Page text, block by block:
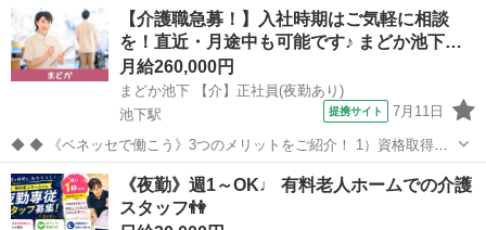
【介護職急募！】入社時期はご気軽に相談
を！直近・月途中も可能です♪ まどか池下…
月給260,000円
まどか池下 【介】正社員(夜勤あり)
池下駅
提携サイト 7月11日
◆ ◆ 《ベネッセで働こう》3つのメリットをご紹介！ 1）資格取得支
援制度＆受験・研修費の実費負担あり！(規定あり) 2）着実にキャリア
を磨けるでステップアップフィールドが充実！ 3）他社講座も受講
OK！ 《入社後サポ...
愛知 名古屋市 池下駅
《夜勤》週1～OK♩ 有料老人ホームでの介護
スタッフ👫